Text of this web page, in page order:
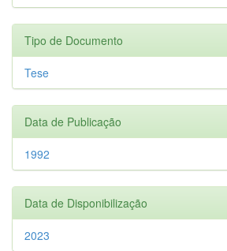
Tipo de Documento
Tese
Data de Publicação
1992
Data de Disponibilização
2023